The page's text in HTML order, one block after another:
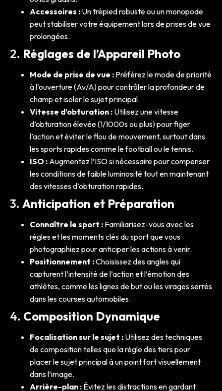
Accessoires : Un trépied robuste ou un monopode
peut stabiliser votre équipement lors de prises de vue
prolongées.
2. Réglages de l’Appareil Photo
Mode de prise de vue : Préférez le mode de priorité
à l’ouverture (Av/A) pour contrôler la profondeur de
champ et isoler le sujet principal.
Vitesse d’obturation : Utilisez une vitesse
d’obturation élevée (1/1000s ou plus) pour figer
l’action et éviter le flou de mouvement, surtout dans
les sports rapides comme le football ou le tennis.
ISO : Augmentez l’ISO si nécessaire pour compenser
les conditions de faible luminosité tout en maintenant
des vitesses d’obturation rapides.
3. Anticipation et Préparation
Connaître le sport : Familiarisez-vous avec les
règles et les moments clés du sport que vous
photographiez pour anticiper les actions à venir.
Positionnement :Choisissez des angles qui
capturent l’intensité de l’action et l’émotion des
athlètes, comme les lignes de but ou les virages serrés
dans les courses automobiles.
4. Composition Dynamique
Focalisation sur le sujet : Utilisez des techniques
de composition telles que la règle des tiers pour
placer le sujet principal à un point fort visuellement
dans l’image.
Arrière-plan : Évitez les distractions en gardant